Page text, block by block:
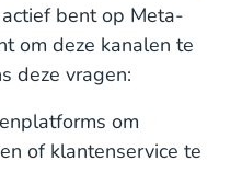
bent op Meta-
om deze kanalen te
deze vragen:
om
of klantenservice te